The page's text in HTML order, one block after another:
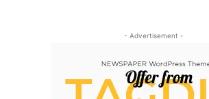
- Advertisement -